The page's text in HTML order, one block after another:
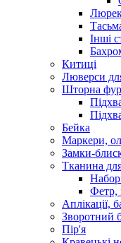
Інші
Китиці
Люверси
Шторна
Бейка
Маркери,
Замки-
Тканина
Фетр,
Аплікації,
Зворотний
Пір'я